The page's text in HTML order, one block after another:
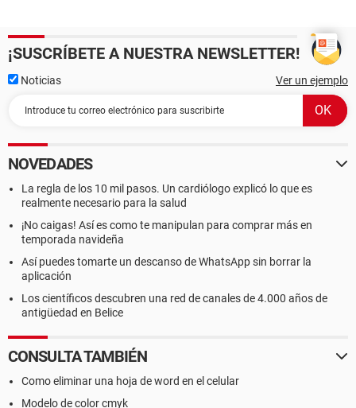
¡SUSCRÍBETE A NUESTRA NEWSLETTER!
Noticias Ver un ejemplo
NOVEDADES
La regla de los 10 mil pasos. Un cardiólogo explicó lo que es
realmente necesario para la salud
¡No caigas! Así es como te manipulan para comprar más en
temporada navideña
Así puedes tomarte un descanso de WhatsApp sin borrar la
aplicación
Los científicos descubren una red de canales de 4.000 años de
antigüedad en Belice
CONSULTA TAMBIÉN
Como eliminar una hoja de word en el celular
Modelo de color cmyk